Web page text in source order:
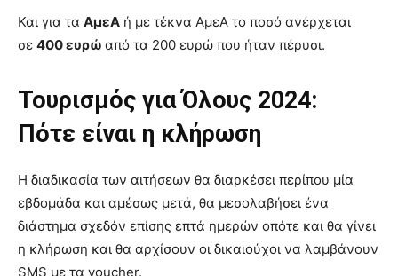
Και για τα ΑμεΑ ή με τέκνα ΑμεΑ το ποσό ανέρχεται
σε 400 ευρώ από τα 200 ευρώ που ήταν πέρυσι.
Τουρισμός για Όλους 2024:
Πότε είναι η κλήρωση
Η διαδικασία των αιτήσεων θα διαρκέσει περίπου μία
εβδομάδα και αμέσως μετά, θα μεσολαβήσει ένα
διάστημα σχεδόν επίσης επτά ημερών οπότε και θα γίνει
η κλήρωση και θα αρχίσουν οι δικαιούχοι να λαμβάνουν
SMS με τα voucher.